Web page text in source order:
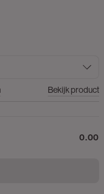
Bekijk product
0.00